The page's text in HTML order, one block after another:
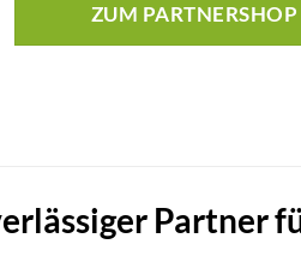
ZUM PARTNERSHOP
Partner